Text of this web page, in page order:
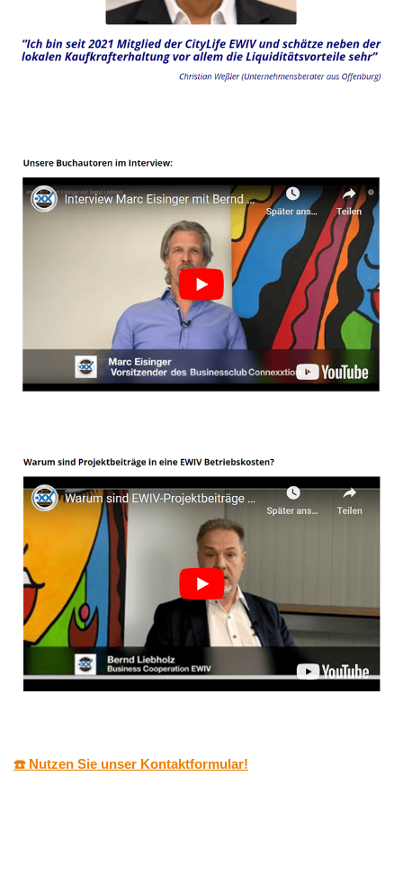
☎️ Nutzen Sie unser Kontaktformular!